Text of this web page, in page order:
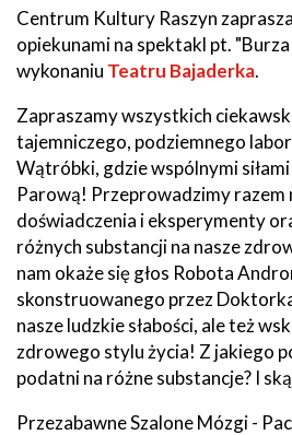
Centrum Kultury Raszyn
opiekunami na spektakl pt.
wykonaniu Teatru Bajaderka.
Zapraszamy wszystkich
tajemniczego, podziemnego
Wątróbki, gdzie wspólnymi
Parową! Przeprowadzimy razem
doświadczenia i eksperymenty
różnych substancji na nasze
nam okaże się głos Robota
skonstruowanego przez
nasze ludzkie słabości, ale też
zdrowego stylu życia! Z jakiego
podatni na różne substancje? I
Przezabawne Szalone Mózgi -